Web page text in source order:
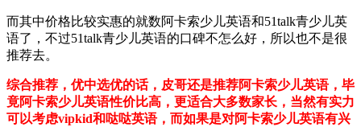
而其中价格比较实惠的就数阿卡索少儿英语和51talk青少儿英
语了，不过51talk青少儿英语的口碑不怎么好，所以也不是很
推荐去。
综合推荐，优中选优的话，皮哥还是推荐阿卡索少儿英语，毕
竟阿卡索少儿英语性价比高，更适合大多数家长，当然有实力
可以考虑vipkid和哒哒英语，而如果是对阿卡索少儿英语有兴